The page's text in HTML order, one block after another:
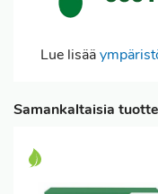
Lue lisää
Samankaltaisia